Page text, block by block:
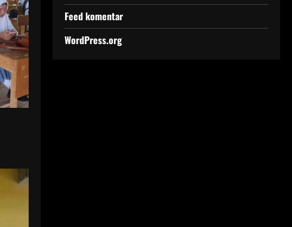
Feed komentar
WordPress.org